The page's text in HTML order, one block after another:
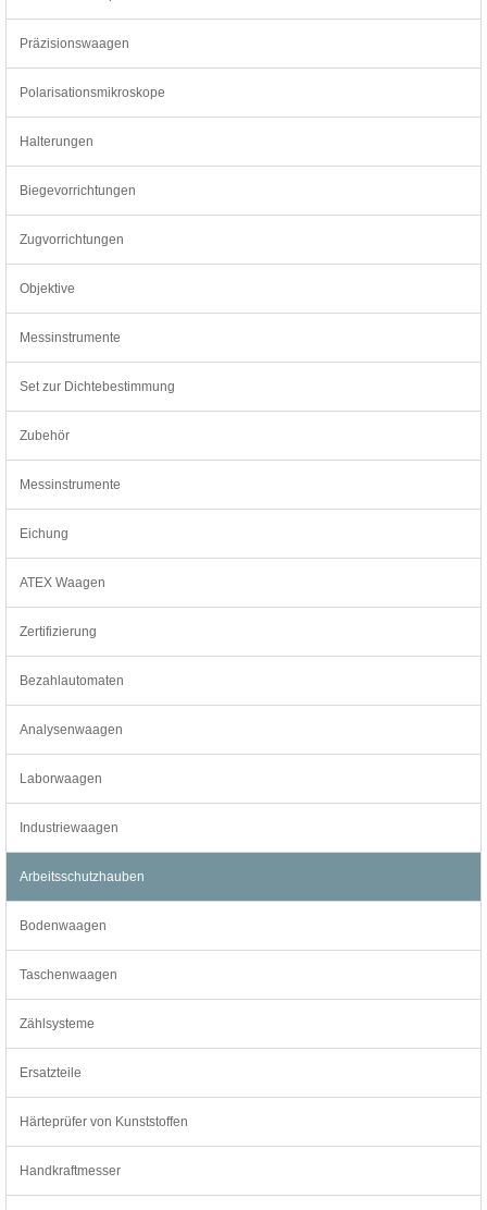
Präzisionswaagen
Polarisationsmikroskope
Halterungen
Biegevorrichtungen
Zugvorrichtungen
Objektive
Messinstrumente
Set zur Dichtebestimmung
Zubehör
Messinstrumente
Eichung
ATEX Waagen
Zertifizierung
Bezahlautomaten
Analysenwaagen
Laborwaagen
Industriewaagen
Arbeitsschutzhauben
Bodenwaagen
Taschenwaagen
Zählsysteme
Ersatzteile
Härteprüfer von Kunststoffen
Handkraftmesser